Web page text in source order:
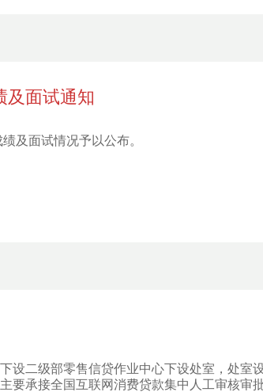
及面试通知
及面试情况予以公布。
设二级部零售信贷作业中心下设处室，处室
要承接全国互联网消费贷款集中人工审核审